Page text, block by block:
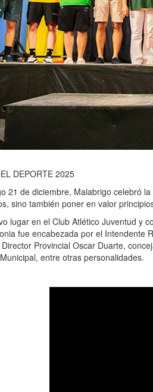
DEPORTE 2025
21 de diciembre, Malabrigo celebró
sino también poner en valor
lugar en el Club Atlético Juventud y
fue encabezada por el Intendente
Provincial Oscar Duarte,
entre otras personalidades.